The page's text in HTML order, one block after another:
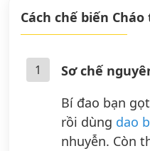
Cách chế biến
1
Sơ chế
Bí đao bạn
rồi dùng dao
nhuyễn. Còn